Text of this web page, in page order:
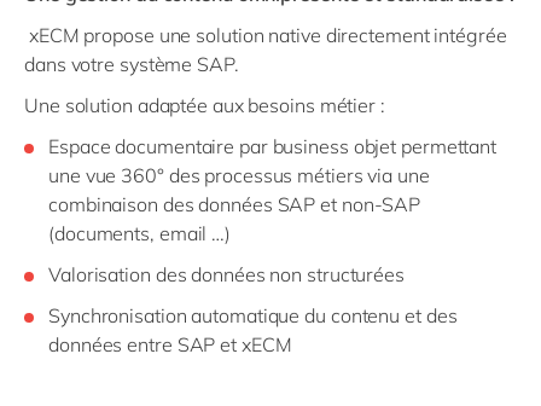
xECM propose une solution native directement intégrée
dans votre système SAP.
Une solution adaptée aux besoins métier :
Espace documentaire par business objet permettant
une vue 360° des processus métiers via une
combinaison des données SAP et non-SAP
(documents, email …)
Valorisation des données non structurées
Synchronisation automatique du contenu et des
données entre SAP et xECM